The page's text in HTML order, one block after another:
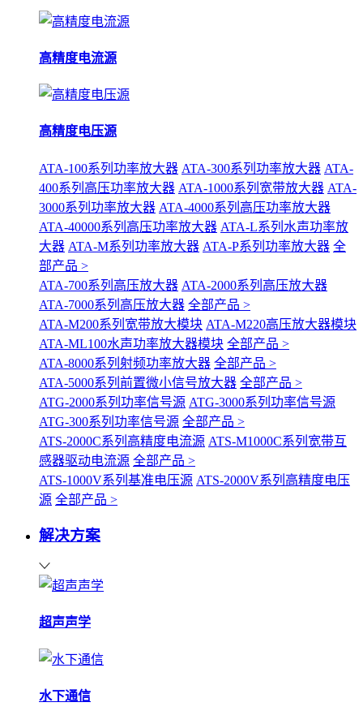
高精度电流源
高精度电压源
ATA-100系列功率放大器 ATA-300系列功率放大器 ATA-
400系列高压功率放大器 ATA-1000系列宽带放大器 ATA-
3000系列功率放大器 ATA-4000系列高压功率放大器
ATA-40000系列高压功率放大器 ATA-L系列水声功率放
大器 ATA-M系列功率放大器 ATA-P系列功率放大器 全
部产品 >
ATA-700系列高压放大器 ATA-2000系列高压放大器
ATA-7000系列高压放大器 全部产品 >
ATA-M200系列宽带放大模块 ATA-M220高压放大器模块
ATA-ML100水声功率放大器模块 全部产品 >
ATA-8000系列射频功率放大器 全部产品 >
ATA-5000系列前置微小信号放大器 全部产品 >
ATG-2000系列功率信号源 ATG-3000系列功率信号源
ATG-300系列功率信号源 全部产品 >
ATS-2000C系列高精度电流源 ATS-M1000C系列宽带互
感器驱动电流源 全部产品 >
ATS-1000V系列基准电压源 ATS-2000V系列高精度电压
源 全部产品 >
解决方案
超声声学
水下通信